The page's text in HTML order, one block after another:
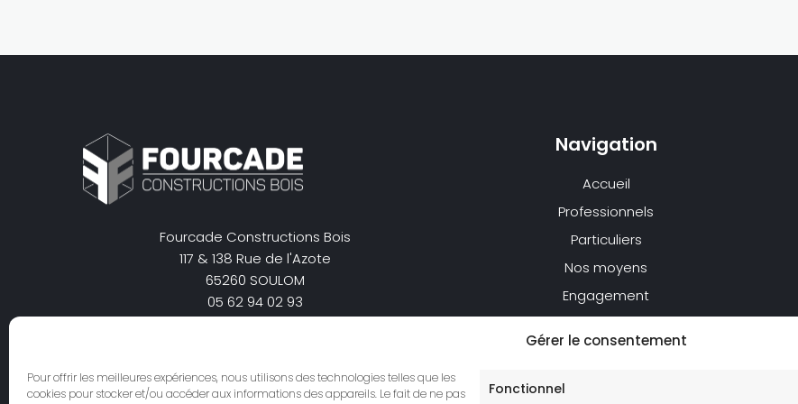
Gérer le consentement
Pour offrir les meilleures expériences, nous utilisons des technologies telles que les
cookies pour stocker et/ou accéder aux informations des appareils. Le fait de ne pas
Fonctionnel
Fourcade Constructions Bois
117 & 138 Rue de l'Azote
65260 SOULOM
05 62 94 02 93
Navigation
Accueil
Professionnels
Particuliers
Nos moyens
Engagement
Réalisations
Actualités